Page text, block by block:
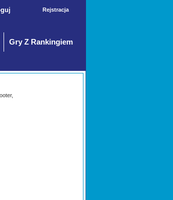
Rejstracja
Gry Z Rankingiem